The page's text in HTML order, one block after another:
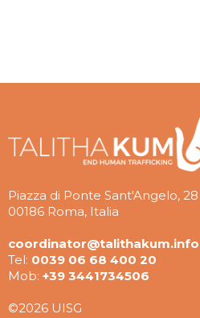
Piazza di Ponte Sant'Angelo, 28
00186 Roma, Italia
coordinator@talithakum.info
Tel: 0039 06 68 400 20
Mob: +39 3441734506
©2026 UISG